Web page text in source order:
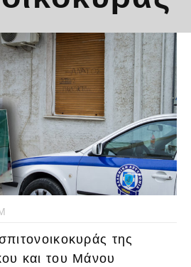
της
και του Μάνου